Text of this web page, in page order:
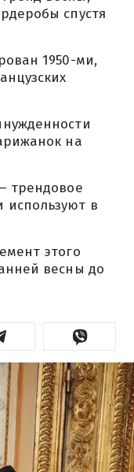
спустя
1950-ми,
на
трендовое
в
этого
весны до